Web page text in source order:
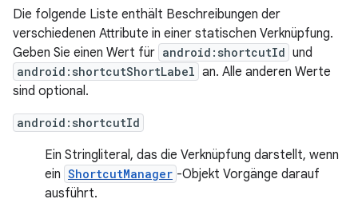
Die folgende Liste enthält Beschreibungen der
verschiedenen Attribute in einer statischen Verknüpfung.
Geben Sie einen Wert für android:shortcutId und
android:shortcutShortLabel an. Alle anderen Werte
sind optional.
android:shortcutId
Ein Stringliteral, das die Verknüpfung darstellt, wenn
ein ShortcutManager -Objekt Vorgänge darauf
ausführt.